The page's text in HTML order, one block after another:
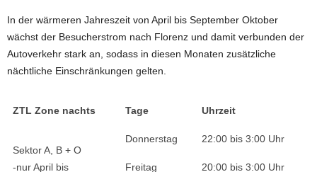
In der wärmeren Jahreszeit von April bis September Oktober
wächst der Besucherstrom nach Florenz und damit verbunden der
Autoverkehr stark an, sodass in diesen Monaten zusätzliche
nächtliche Einschränkungen gelten.
ZTL Zone nachts Tage Uhrzeit
Sektor A, B + O
-nur April bis
Donnerstag 22:00 bis 3:00 Uhr
Freitag 20:00 bis 3:00 Uhr